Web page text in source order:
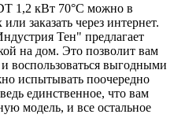
1,2 кВт 70°С можно в
заказать через интернет.
Тен" предлагает
на дом. Это позволит вам
воспользоваться выгодными
испытывать поочередно
единственное, что вам
модель, и все остальное